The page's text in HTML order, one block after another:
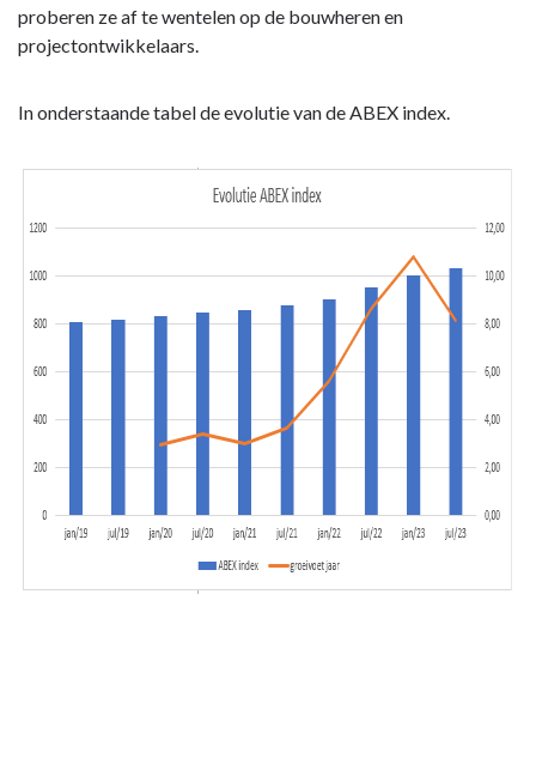
proberen ze af te wentelen op de bouwheren en
projectontwikkelaars.
In onderstaande tabel de evolutie van de ABEX index.